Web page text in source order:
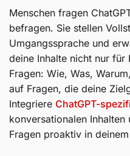
Menschen fragen
befragen. Sie stellen
Umgangssprache und
deine Inhalte nicht nur
Fragen: Wie, Was,
auf Fragen, die deine
Integriere ChatGPT-
konversationalen
Fragen proaktiv in